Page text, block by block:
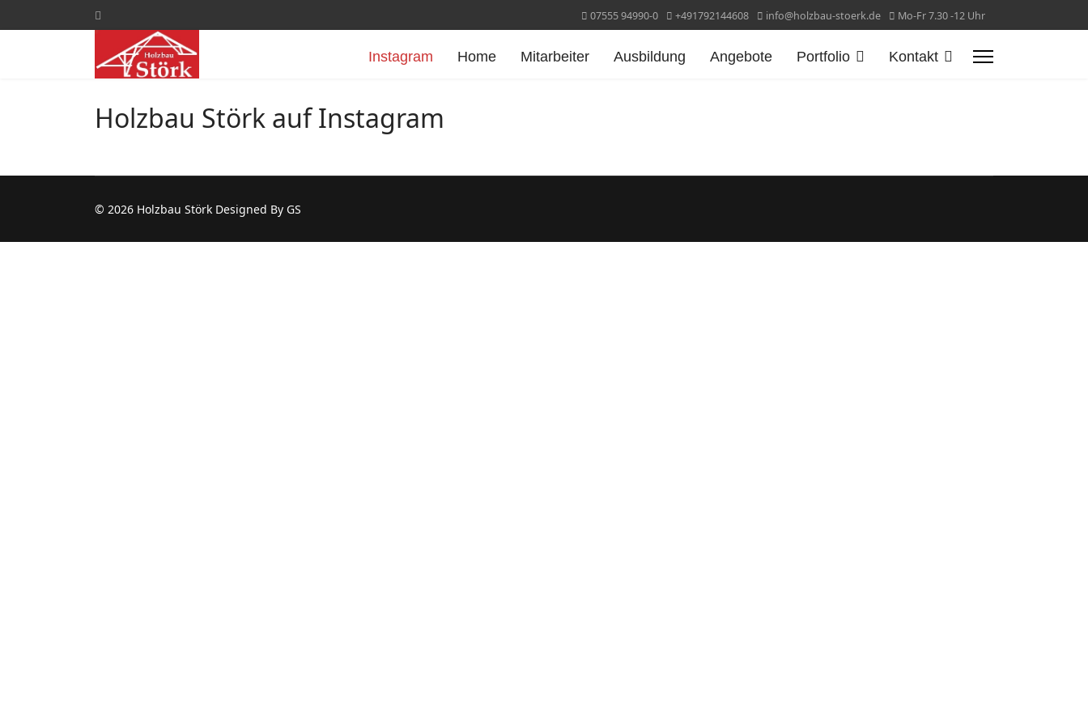
07555 94990-0 +491792144608 info@holzbau-stoerk.de Mo-Fr 7.30 -12 Uhr
Instagram Home Mitarbeiter Ausbildung Angebote Portfolio Kontakt
Holzbau Störk auf Instagram
© 2026 Holzbau Störk Designed By GS